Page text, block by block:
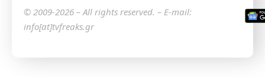
© 2009-2026 – All rights reserved. – E-mail:
info[at]tvfreaks.gr